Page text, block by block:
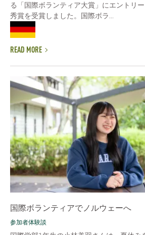
る「国際ボランティア大賞」にエントリ
秀賞を受賞しました。国際ボラ...
READ MORE
国際ボランティアでノルウェーへ
参加者体験談